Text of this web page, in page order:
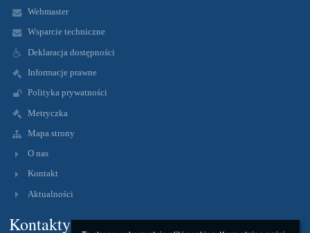
Webmaster
Wsparcie techniczne
Deklaracja dostępności
Informacje prawne
Polityka prywatności
Metryczka
Mapa strony
O nas
Kontakt
Aktualności
Kontakty